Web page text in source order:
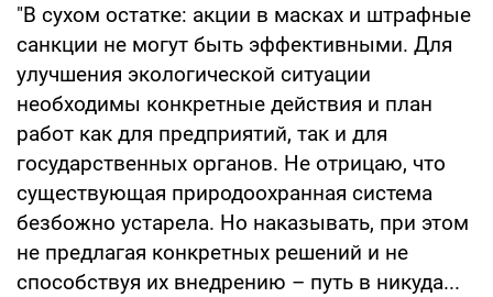
"В сухом остатке: акции в масках и штрафные
санкции не могут быть эффективными. Для
улучшения экологической ситуации
необходимы конкретные действия и план
работ как для предприятий, так и для
государственных органов. Не отрицаю, что
существующая природоохранная система
безбожно устарела. Но наказывать, при этом
не предлагая конкретных решений и не
способствуя их внедрению – путь в никуда...